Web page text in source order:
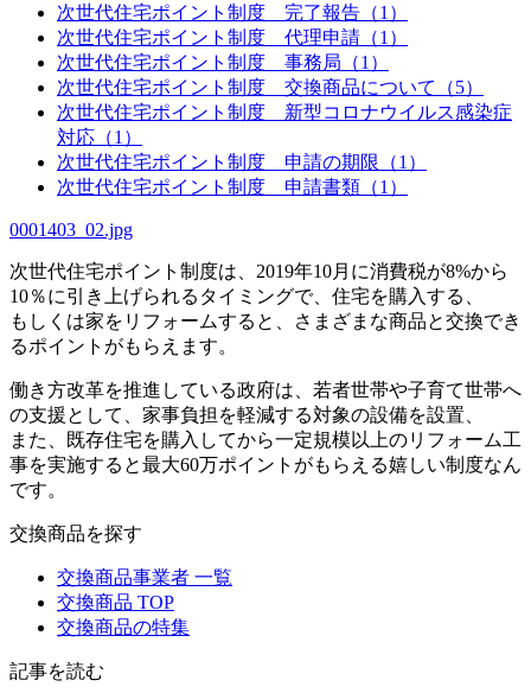
次世代住宅ポイント制度 完了報告（1）
次世代住宅ポイント制度 代理申請（1）
次世代住宅ポイント制度 事務局（1）
次世代住宅ポイント制度 交換商品について（5）
次世代住宅ポイント制度 新型コロナウイルス感染症
対応（1）
次世代住宅ポイント制度 申請の期限（1）
次世代住宅ポイント制度 申請書類（1）
0001403_02.jpg
次世代住宅ポイント制度は、2019年10月に消費税が8%から
10％に引き上げられるタイミングで、住宅を購入する、
もしくは家をリフォームすると、さまざまな商品と交換でき
るポイントがもらえます。
働き方改革を推進している政府は、若者世帯や子育て世帯へ
の支援として、家事負担を軽減する対象の設備を設置、
また、既存住宅を購入してから一定規模以上のリフォーム工
事を実施すると最大60万ポイントがもらえる嬉しい制度なん
です。
交換商品を探す
交換商品事業者 一覧
交換商品 TOP
交換商品の特集
記事を読む